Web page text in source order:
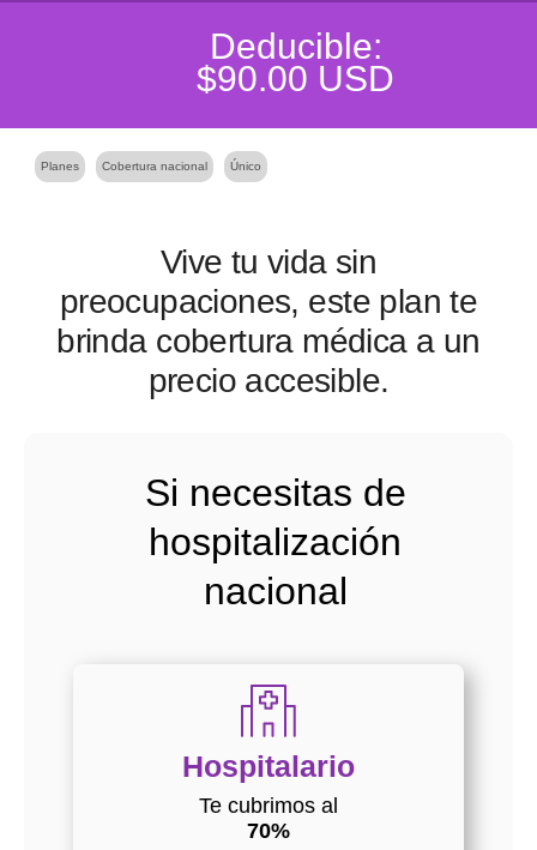
Deducible:
$90.00 USD
Planes Cobertura nacional Único
Vive tu vida sin
preocupaciones, este plan te
brinda cobertura médica a un
precio accesible.
Si necesitas de
hospitalización
nacional
Hospitalario
Te cubrimos al
70%